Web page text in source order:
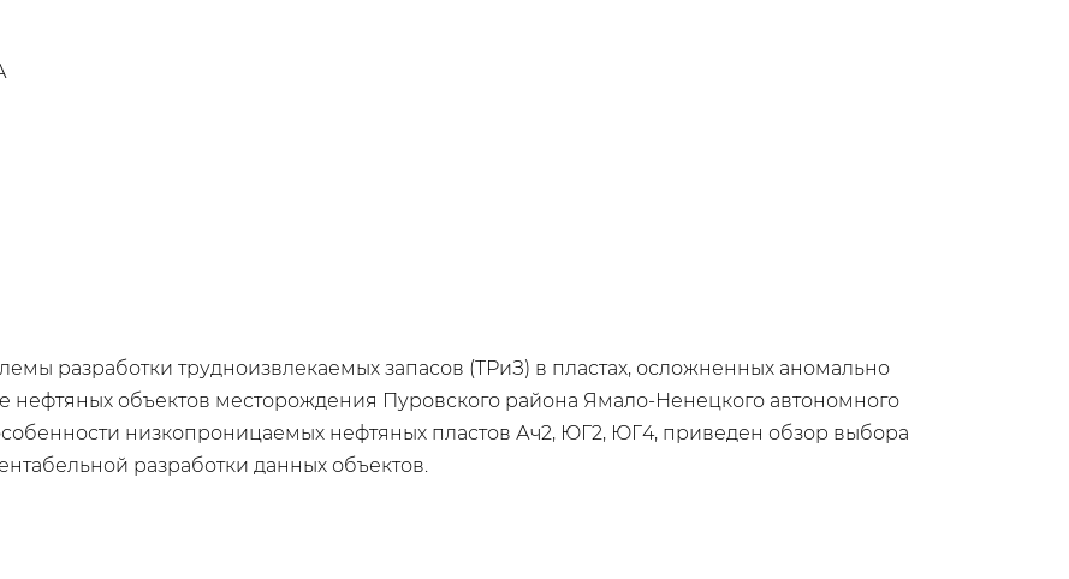
разработки трудноизвлекаемых запасов (ТРиЗ) в пластах, осложненных аномально
объектов месторождения Пуровского района Ямало-Ненецкого автономного
низкопроницаемых нефтяных пластов Ач2, ЮГ2, ЮГ4, приведен обзор выбора
разработки данных объектов.